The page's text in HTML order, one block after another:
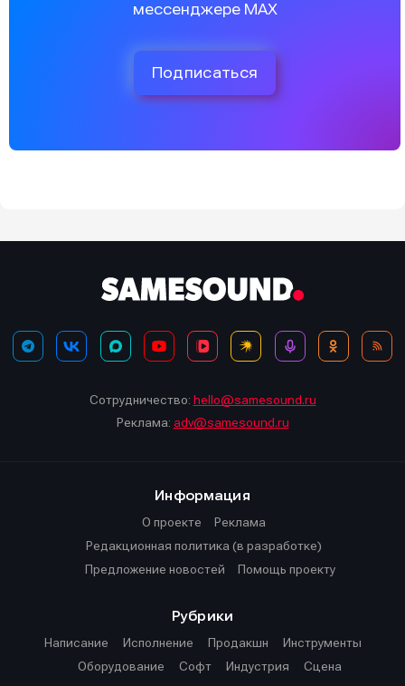
мессенджере MAX
Подписаться
Сотрудничество: hello@samesound.ru
Реклама: adv@samesound.ru
Информация
О проекте
Реклама
Редакционная политика (в разработке)
Предложение новостей
Помощь проекту
Рубрики
Написание
Исполнение Продакшн
Инструменты
Оборудование
Софт Индустрия Сцена